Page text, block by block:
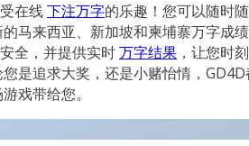
在线下注万字的乐趣！您可以随时
马来西亚、新加坡和柬埔寨万字成
全，并提供实时万字结果 ，让您时
是追求大奖，还是小赌怡情，
戏带给您。